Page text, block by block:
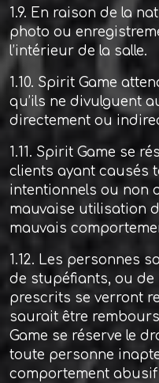
1.9. En raison de la
photo ou
l’intérieur de la salle.
1.10. Spirit Game
qu’ils ne divulguent
directement ou
1.11. Spirit Game se
clients ayant causés
intentionnels ou non
mauvaise utilisation
mauvais
1.12. Les personnes
de stupéfiants, ou de
prescrits se verront
saurait être
Game se réserve le
toute personne
comportement